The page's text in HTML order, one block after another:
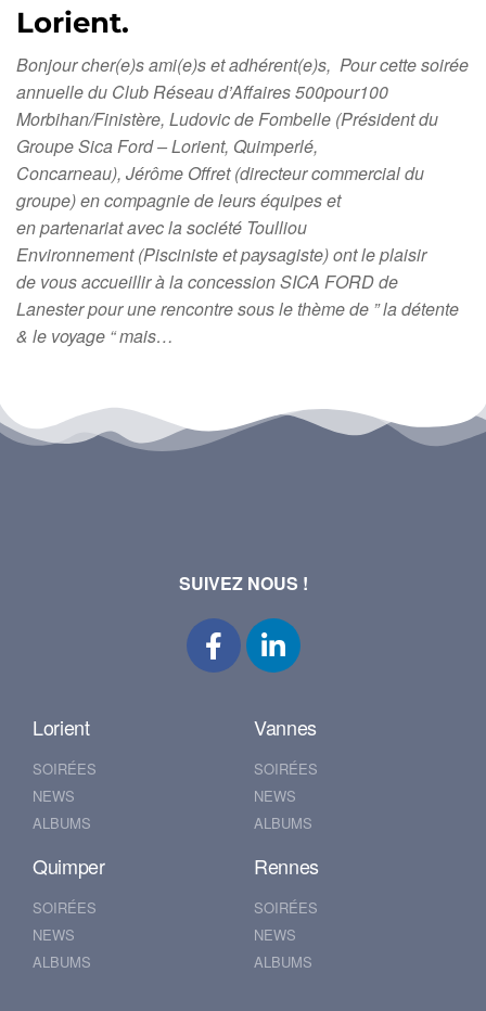
Lorient.
Bonjour cher(e)s ami(e)s et adhérent(e)s, Pour cette soirée
annuelle du Club Réseau d’Affaires 500pour100
Morbihan/Finistère, Ludovic de Fombelle (Président du
Groupe Sica Ford – Lorient, Quimperlé,
Concarneau), Jérôme Offret (directeur commercial du
groupe) en compagnie de leurs équipes et
en partenariat avec la société Toulliou
Environnement (Pisciniste et paysagiste) ont le plaisir
de vous accueillir à la concession SICA FORD de
Lanester pour une rencontre sous le thème de ” la détente
& le voyage “ mais…
SUIVEZ NOUS !
Lorient
SOIRÉES
NEWS
ALBUMS
Vannes
SOIRÉES
NEWS
ALBUMS
Quimper
SOIRÉES
NEWS
ALBUMS
Rennes
SOIRÉES
NEWS
ALBUMS